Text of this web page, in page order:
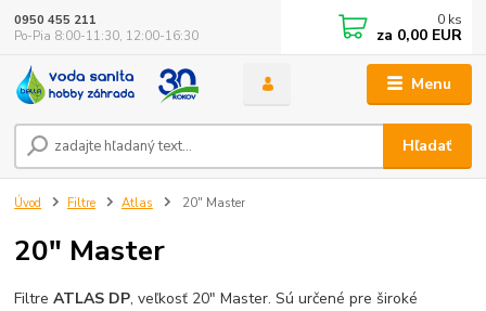
Menu
Hľadať
0950 455 211
Po-Pia 8:00-11:30, 12:00-16:30
0 ks
za 0,00 EUR
Úvod Filtre Atlas 20" Master
20" Master
FiltreATLAS DP, veľkosť 20" Master. Sú určené pre široké